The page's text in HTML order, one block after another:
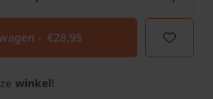
- €28,95
winkel!